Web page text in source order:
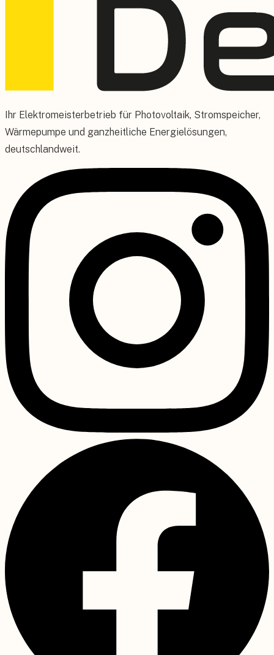
Ihr Elektromeisterbetrieb für Photovoltaik, Stromspeicher,
Wärmepumpe und ganzheitliche Energielösungen,
deutschlandweit.